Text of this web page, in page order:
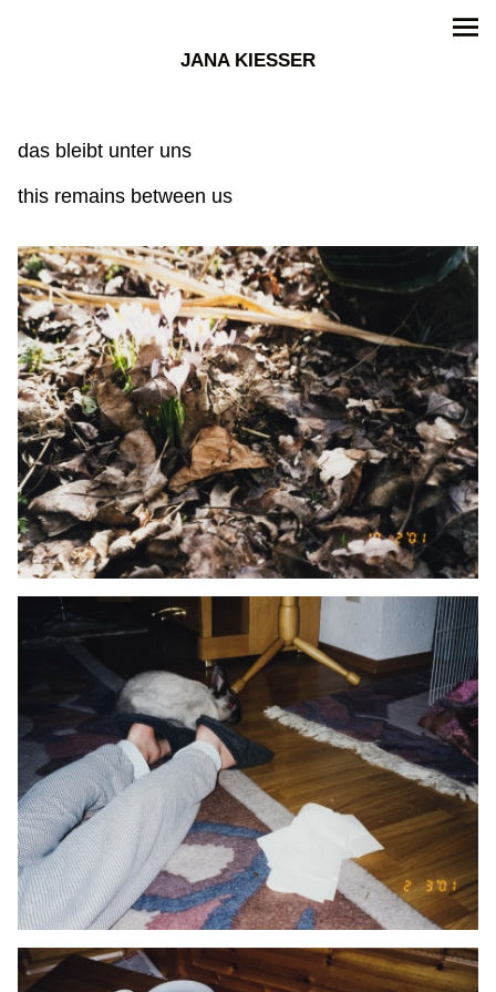
JANA KIESSER
das bleibt unter uns
this remains between us